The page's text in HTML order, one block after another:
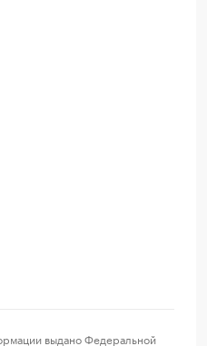
выдано Федеральной